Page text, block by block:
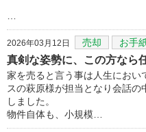
2026年03月12日 売却 お手
真剣な姿勢に、この方なら
家を売ると言う事は人生におい
スの萩原様が担当となり会話
しました。
物件自体も、小規模…